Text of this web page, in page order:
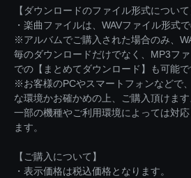
【ダウンロードのファイル形式について
・楽曲ファイルは、WAVファイル形式
※アルバムでご購入された場合のみ、
毎のダウンロードだけでなく、MP3フ
での【まとめてダウンロード】も可能で
※お客様のPCやスマートフォンなどで
な環境かお確かめの上、ご購入頂けます
一部の機種やご利用環境によっては対
ます。
【ご購入について】
・表示価格は税込価格となります。